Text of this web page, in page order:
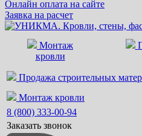
Онлайн оплата на сайте
Заявка на расчет
Монтаж
кровли
Продажа строительных
Монтаж кровли
8 (800) 333-00-94
Заказать звонок